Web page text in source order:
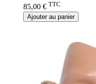
85,00 € TTC
Ajouter au panier